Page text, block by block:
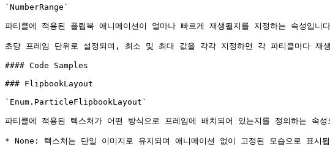
`NumberRange`
파티클에 적용된 플립북 애니메이션이 얼마나 빠르게 재생될지를 지정하는 속성입니
초당 프레임 단위로 설정되며, 최소 및 최대 값을 각각 지정하면 각 파티클마다 재
#### Code Samples
### FlipbookLayout
`Enum.ParticleFlipbookLayout`
파티클에 적용된 텍스처가 어떤 방식으로 프레임에 배치되어 있는지를 정의하는 속
* None: 텍스처는 단일 이미지로 유지되며 애니메이션 없이 고정된 모습으로 표시